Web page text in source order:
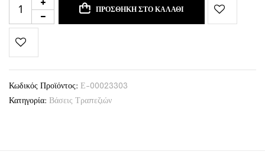
ΠΡΟΣΘΉΚΗ ΣΤΟ ΚΑΛΆΘΙ
Κωδικός Προϊόντος: Ε-00023303
Κατηγορία: Βάσεις Τραπεζιών